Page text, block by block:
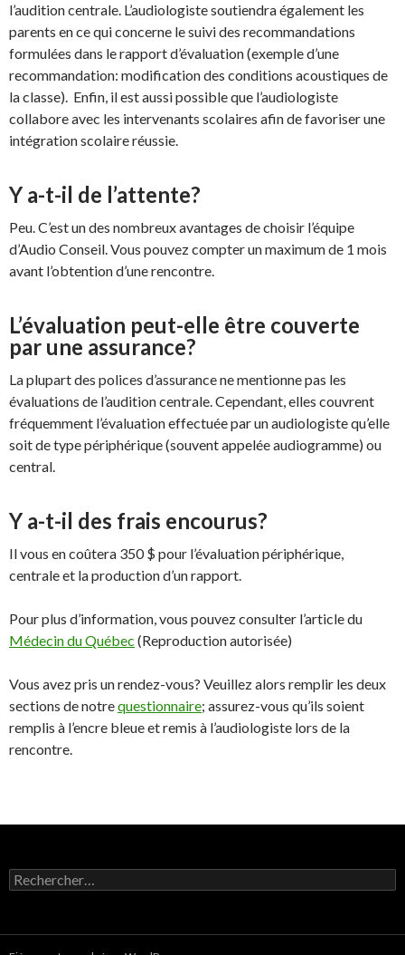
l’audition centrale. L’audiologiste soutiendra également les
parents en ce qui concerne le suivi des recommandations
formulées dans le rapport d’évaluation (exemple d’une
recommandation: modification des conditions acoustiques de
la classe). Enfin, il est aussi possible que l’audiologiste
collabore avec les intervenants scolaires afin de favoriser une
intégration scolaire réussie.
Y a-t-il de l’attente?
Peu. C’est un des nombreux avantages de choisir l’équipe
d’Audio Conseil. Vous pouvez compter un maximum de 1 mois
avant l’obtention d’une rencontre.
L’évaluation peut-elle être couverte
par une assurance?
La plupart des polices d’assurance ne mentionne pas les
évaluations de l’audition centrale. Cependant, elles couvrent
fréquemment l’évaluation effectuée par un audiologiste qu’elle
soit de type périphérique (souvent appelée audiogramme) ou
central.
Y a-t-il des frais encourus?
Il vous en coûtera 350 $ pour l’évaluation périphérique,
centrale et la production d’un rapport.
Pour plus d’information, vous pouvez consulter l’article du
Médecin du Québec (Reproduction autorisée)
Vous avez pris un rendez-vous? Veuillez alors remplir les deux
sections de notrequestionnaire; assurez-vous qu’ils soient
remplis à l’encre bleue et remis à l’audiologiste lors de la
rencontre.
Rechercher :